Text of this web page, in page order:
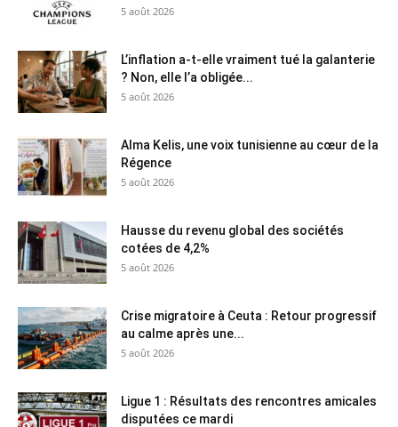
5 août 2026
L’inflation a-t-elle vraiment tué la galanterie
? Non, elle l’a obligée...
5 août 2026
Alma Kelis, une voix tunisienne au cœur de la
Régence
5 août 2026
Hausse du revenu global des sociétés
cotées de 4,2%
5 août 2026
Crise migratoire à Ceuta : Retour progressif
au calme après une...
5 août 2026
Ligue 1 : Résultats des rencontres amicales
disputées ce mardi